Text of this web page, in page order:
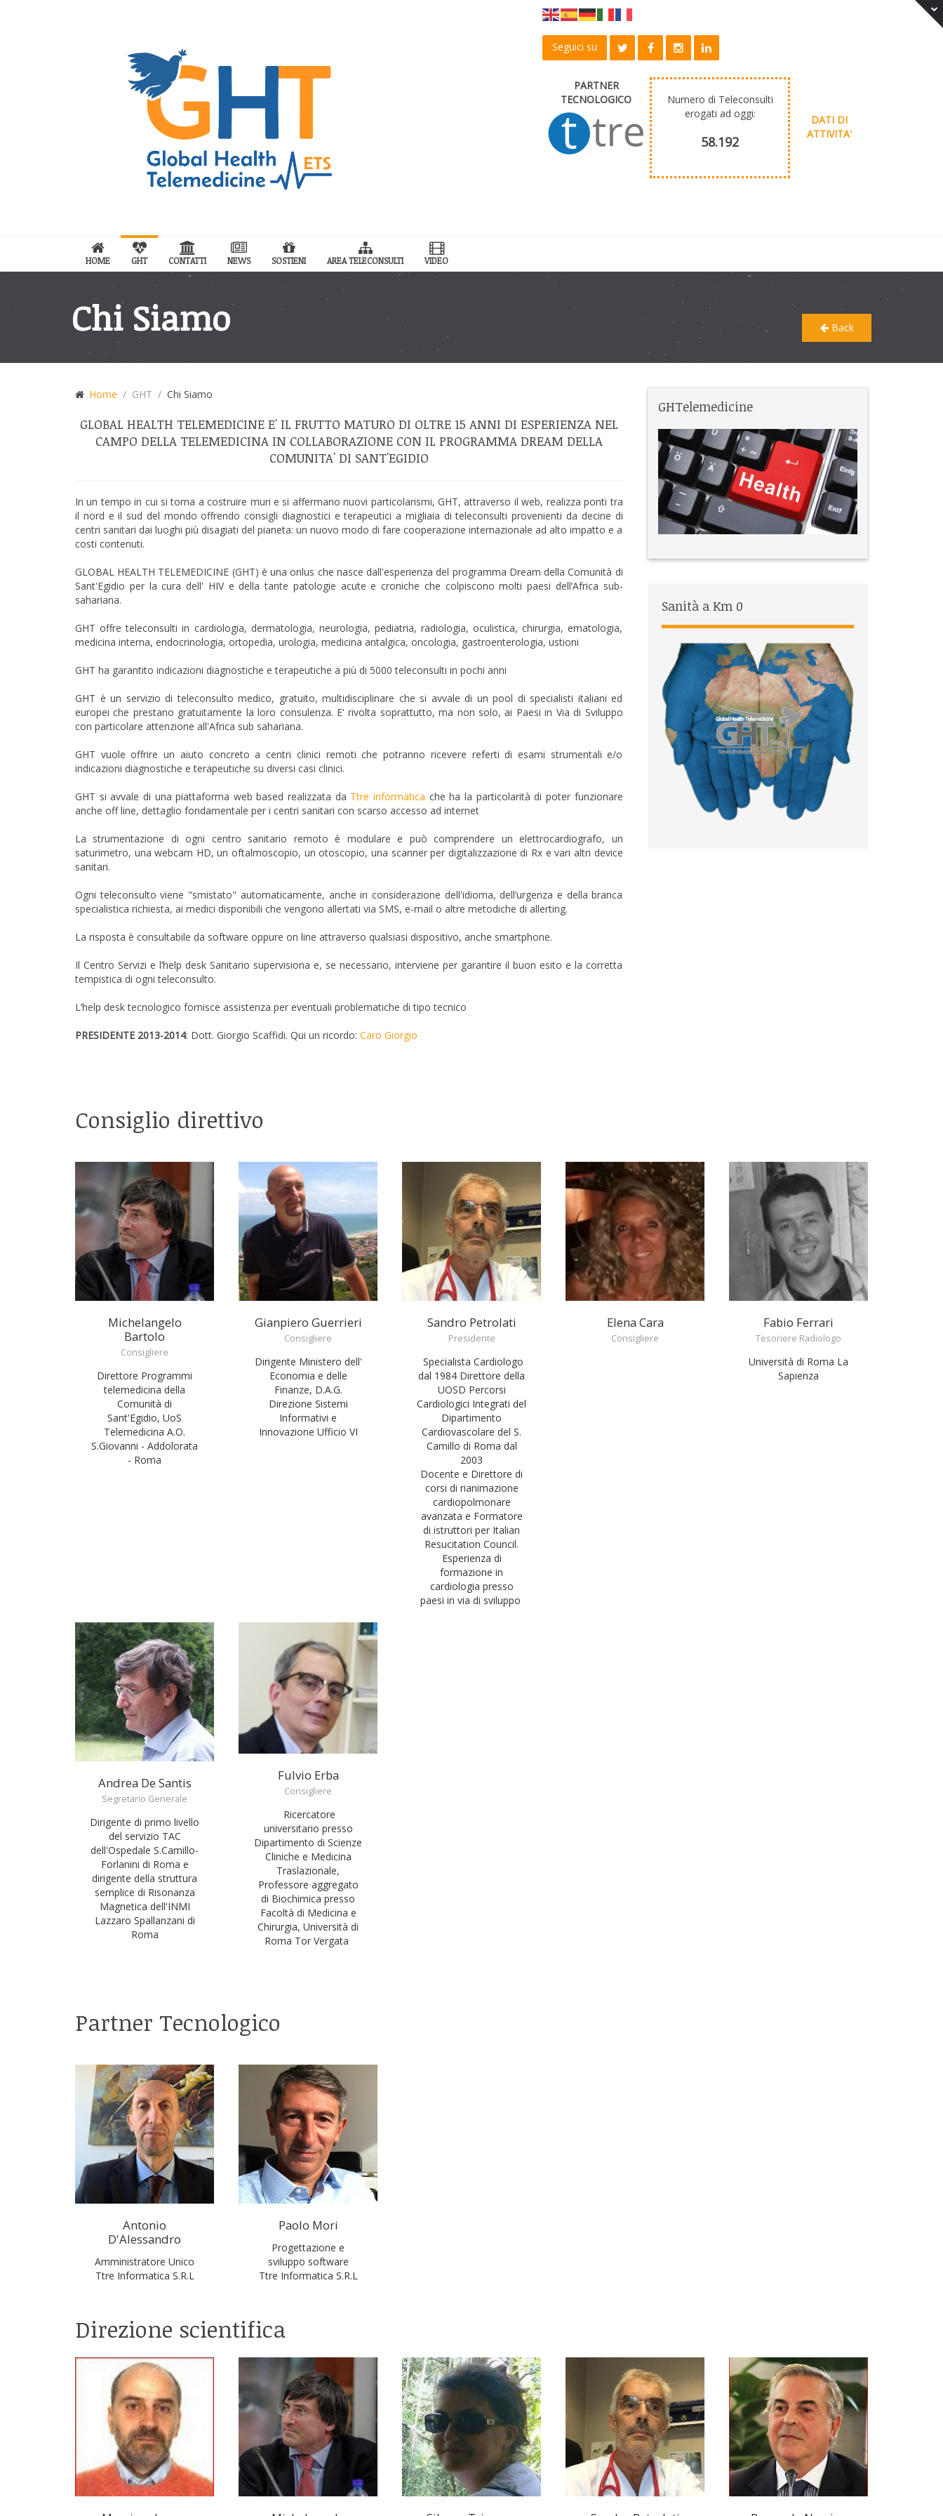
Seguici su
PARTNER
TECNOLOGICO
Numero di Teleconsulti
erogati ad oggi:
58.192
DATI DI
ATTIVITA'
HOME GHT CONTATTI NEWS SOSTIENI AREA TELECONSULTI VIDEO
Chi Siamo Back
Home GHT Chi Siamo
GLOBAL HEALTH TELEMEDICINE E' IL FRUTTO MATURO DI OLTRE 15 ANNI DI ESPERIENZA NEL
CAMPO DELLA TELEMEDICINA IN COLLABORAZIONE CON IL PROGRAMMA DREAM DELLA
COMUNITA' DI SANT'EGIDIO
In un tempo in cui si torna a costruire muri e si affermano nuovi particolarismi, GHT, attraverso il web, realizza ponti tra
il nord e il sud del mondo offrendo consigli diagnostici e terapeutici a migliaia di teleconsulti provenienti da decine di
centri sanitari dai luoghi più disagiati del pianeta: un nuovo modo di fare cooperazione internazionale ad alto impatto e a
costi contenuti.
GLOBAL HEALTH TELEMEDICINE (GHT) è una onlus che nasce dall'esperienza del programma Dream della Comunità di
Sant'Egidio per la cura dell' HIV e della tante patologie acute e croniche che colpiscono molti paesi dell’Africa sub-
sahariana.
GHT offre teleconsulti in cardiologia, dermatologia, neurologia, pediatria, radiologia, oculistica, chirurgia, ematologia,
medicina interna, endocrinologia, ortopedia, urologia, medicina antalgica, oncologia, gastroenterologia, ustioni
GHT ha garantito indicazioni diagnostiche e terapeutiche a più di 5000 teleconsulti in pochi anni
GHT è un servizio di teleconsulto medico, gratuito, multidisciplinare che si avvale di un pool di specialisti italiani ed
europei che prestano gratuitamente la loro consulenza. E' rivolta soprattutto, ma non solo, ai Paesi in Via di Sviluppo
con particolare attenzione all'Africa sub sahariana.
GHT vuole offrire un aiuto concreto a centri clinici remoti che potranno ricevere referti di esami strumentali e/o
indicazioni diagnostiche e terapeutiche su diversi casi clinici.
GHT si avvale di una piattaforma web based realizzata da Ttre informatica che ha la particolarità di poter funzionare
anche off line, dettaglio fondamentale per i centri sanitari con scarso accesso ad internet
La strumentazione di ogni centro sanitario remoto è modulare e può comprendere un elettrocardiografo, un
saturimetro, una webcam HD, un oftalmoscopio, un otoscopio, una scanner per digitalizzazione di Rx e vari altri device
sanitari.
Ogni teleconsulto viene "smistato" automaticamente, anche in considerazione dell'idioma, dell’urgenza e della branca
specialistica richiesta, ai medici disponibili che vengono allertati via SMS, e-mail o altre metodiche di allerting.
La risposta è consultabile da software oppure on line attraverso qualsiasi dispositivo, anche smartphone.
Il Centro Servizi e l’help desk Sanitario supervisiona e, se necessario, interviene per garantire il buon esito e la corretta
tempistica di ogni teleconsulto.
L’help desk tecnologico fornisce assistenza per eventuali problematiche di tipo tecnico
PRESIDENTE 2013-2014: Dott. Giorgio Scaffidi. Qui un ricordo: Caro Giorgio
GHTelemedicine
Sanità a Km 0
Consiglio direttivo
Michelangelo
Bartolo
Consigliere
Direttore Programmi
telemedicina della
Comunità di
Sant'Egidio, UoS
Telemedicina A.O.
S.Giovanni - Addolorata
- Roma
Gianpiero Guerrieri
Consigliere
Dirigente Ministero dell'
Economia e delle
Finanze, D.A.G.
Direzione Sistemi
Informativi e
Innovazione Ufficio VI
Sandro Petrolati
Presidente
Specialista Cardiologo
dal 1984 Direttore della
UOSD Percorsi
Cardiologici Integrati del
Dipartimento
Cardiovascolare del S.
Camillo di Roma dal
2003
Docente e Direttore di
corsi di rianimazione
cardiopolmonare
avanzata e Formatore
di istruttori per Italian
Resucitation Council.
Esperienza di
formazione in
cardiologia presso
paesi in via di sviluppo
Elena Cara
Consigliere
Fabio Ferrari
Tesoriere Radiologo
Università di Roma La
Sapienza
Andrea De Santis
Segretario Generale
Dirigente di primo livello
del servizio TAC
dell'Ospedale S.Camillo-
Forlanini di Roma e
dirigente della struttura
semplice di Risonanza
Magnetica dell'INMI
Lazzaro Spallanzani di
Roma
Fulvio Erba
Consigliere
Ricercatore
universitario presso
Dipartimento di Scienze
Cliniche e Medicina
Traslazionale,
Professore aggregato
di Biochimica presso
Facoltà di Medicina e
Chirurgia, Università di
Roma Tor Vergata
Partner Tecnologico
Antonio
D'Alessandro
Amministratore Unico
Ttre Informatica S.R.L
Paolo Mori
Progettazione e
sviluppo software
Ttre Informatica S.R.L
Direzione scientifica